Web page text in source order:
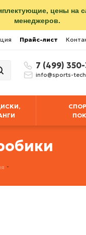
цены на
менеджеров.
Прайс-лист
7 (499)
info@sports-